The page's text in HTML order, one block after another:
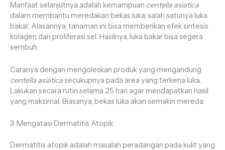
Manfaat selanjutnya adalah kemampuan centella asiatica
dalam membantu meredakan bekas luka, salah satunya luka
bakar. Alasannya, tanaman ini bisa memberikan efek sintesis
kolagen dan proliferasi sel. Hasilnya, luka bakar bisa segera
sembuh.
Caranya dengan mengoleskan produk yang mengandung
centella asiaticasecukupnya pada area yang terkena luka.
Lakukan secara rutin selama 25 hari agar mendapatkan hasil
yang maksimal. Biasanya, bekas luka akan semakin mereda.
3. Mengatasi Dermatitis Atopik
Dermatitis atopik adalah masalah peradangan pada kulit yang